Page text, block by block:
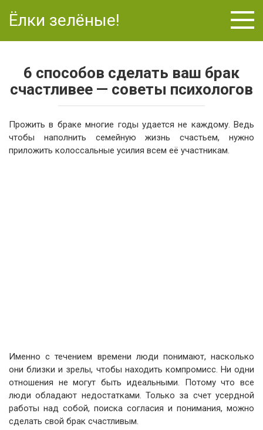
Ёлки зелёные!
6 способов сделать ваш брак
счастливее — советы психологов
Прожить в браке многие годы удается не каждому. Ведь
чтобы наполнить семейную жизнь счастьем, нужно
приложить колоссальные усилия всем её участникам.
Именно с течением времени люди понимают, насколько
они близки и зрелы, чтобы находить компромисс. Ни одни
отношения не могут быть идеальными. Потому что все
люди обладают недостатками. Только за счет усердной
работы над собой, поиска согласия и понимания, можно
сделать свой брак счастливым.